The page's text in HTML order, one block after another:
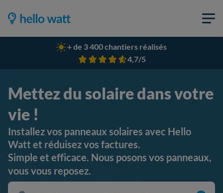
+ de 3 400 chantiers réalisés
4,7/5
Mettez du solaire dans votre
vie !
Installez vos panneaux solaires avec Hello
Watt et réduisez vos factures.
Simple et efficace. Nous posons vos panneaux,
vous vous reposez.